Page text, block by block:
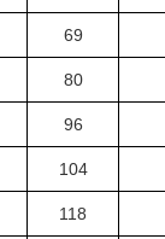
69
80
96
104
118